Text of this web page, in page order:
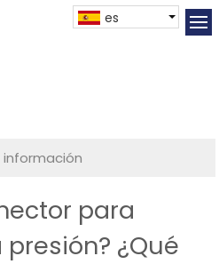
es
información
para
¿Qué